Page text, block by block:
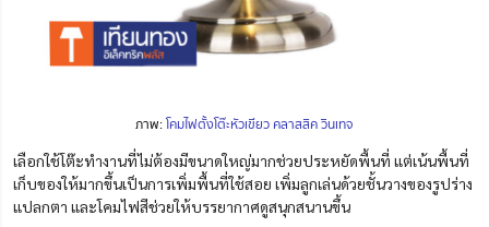
ภาพ:โคมไฟตั้งโต๊ะหัวเขียว คลาสสิค วินเทจ
เลือกใช้โต๊ะทำงานที่ไม่ต้องมีขนาดใหญ่มากช่วยประหยัดพื้นที่ แต่เน้นพื้นที่
เก็บของให้มากขึ้นเป็นการเพิ่มพื้นที่ใช้สอย เพิ่มลูกเล่นด้วยชั้นวางของรูปร่าง
แปลกตา และโคมไฟสีช่วยให้บรรยากาศดูสนุกสนานขึ้น